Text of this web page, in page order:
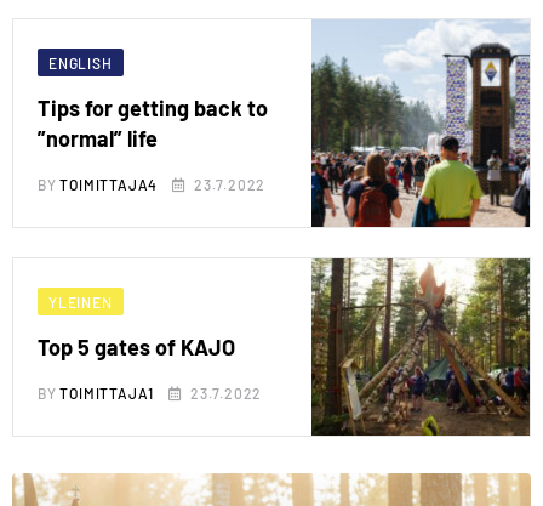
ENGLISH
Tips for getting back to
”normal” life
BYTOIMITTAJA4 23.7.2022
YLEINEN
Top 5 gates of KAJO
BYTOIMITTAJA1 23.7.2022